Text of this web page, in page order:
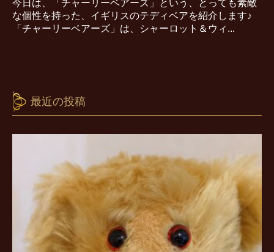
今日は、「チャーリーベアーズ」という、とっても素敵
な個性を持った、イギリスのテディベアを紹介します♪
「チャーリーベアーズ」は、シャーロット＆ウィ...
最近の投稿